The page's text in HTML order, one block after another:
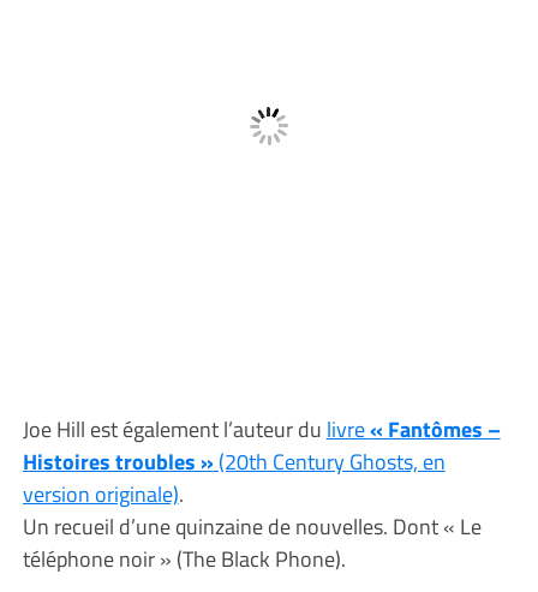
Joe Hill est également l’auteur du livre« Fantômes –
Histoires troubles »(20th Century Ghosts, en
version originale).
Un recueil d’une quinzaine de nouvelles. Dont « Le
téléphone noir » (The Black Phone).